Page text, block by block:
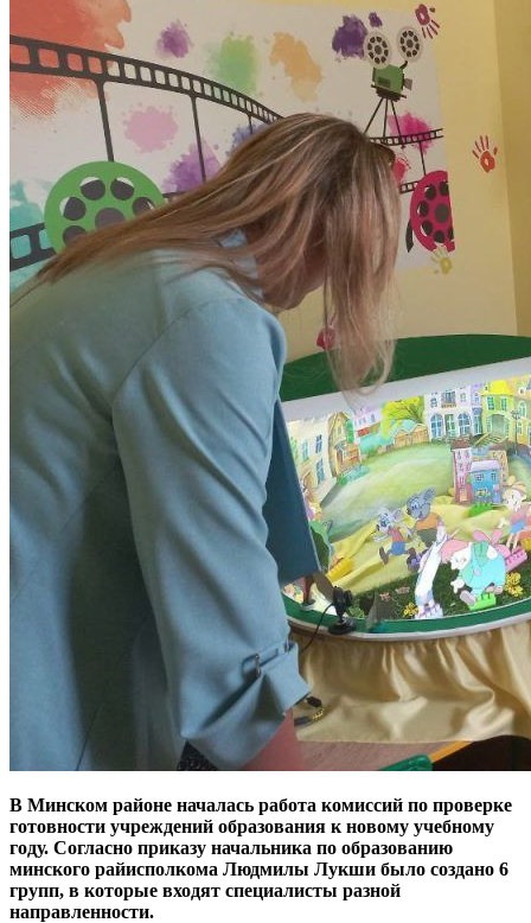
В Минском районе началась работа комиссий по проверке
готовности учреждений образования к новому учебному
году. Согласно приказу начальника по образованию
минского райисполкома Людмилы Лукши было создано 6
групп, в которые входят специалисты разной
направленности.